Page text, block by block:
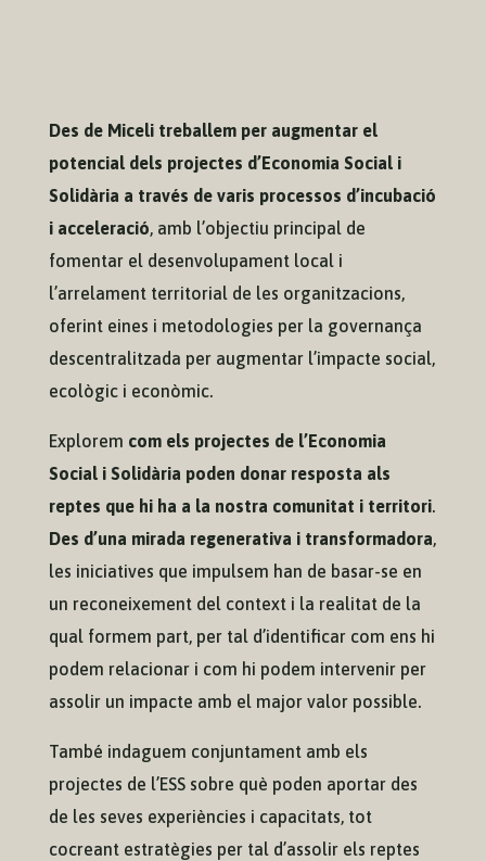
Des de Miceli treballem per augmentar el
potencial dels projectes d’Economia Social i
Solidària a través de varis processos d’incubació
i acceleració, amb l’objectiu principal de
fomentar el desenvolupament local i
l’arrelament territorial de les organitzacions,
oferint eines i metodologies per la governança
descentralitzada per augmentar l’impacte social,
ecològic i econòmic.
Explorem com els projectes de l’Economia
Social i Solidària poden donar resposta als
reptes que hi ha a la nostra comunitat i territori.
Des d’una mirada regenerativa i transformadora,
les iniciatives que impulsem han de basar-se en
un reconeixement del context i la realitat de la
qual formem part, per tal d’identificar com ens hi
podem relacionar i com hi podem intervenir per
assolir un impacte amb el major valor possible.
També indaguem conjuntament amb els
projectes de l’ESS sobre què poden aportar des
de les seves experiències i capacitats, tot
cocreant estratègies per tal d’assolir els reptes